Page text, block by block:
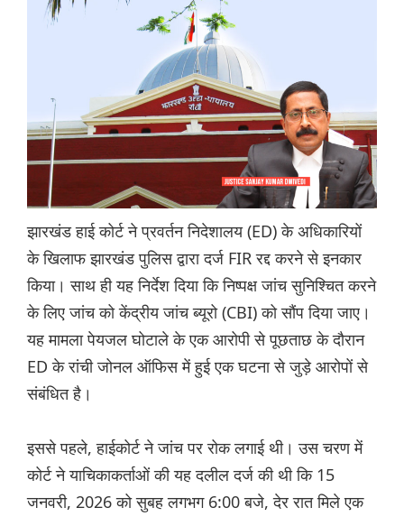
झारखंड हाई कोर्ट ने प्रवर्तन निदेशालय (ED) के अधिकारियों
के खिलाफ झारखंड पुलिस द्वारा दर्ज FIR रद्द करने से इनकार
किया। साथ ही यह निर्देश दिया कि निष्पक्ष जांच सुनिश्चित करने
के लिए जांच को केंद्रीय जांच ब्यूरो (CBI) को सौंप दिया जाए।
यह मामला पेयजल घोटाले के एक आरोपी से पूछताछ के दौरान
ED के रांची जोनल ऑफिस में हुई एक घटना से जुड़े आरोपों से
संबंधित है।
इससे पहले, हाईकोर्ट ने जांच पर रोक लगाई थी। उस चरण में
कोर्ट ने याचिकाकर्ताओं की यह दलील दर्ज की थी कि 15
जनवरी, 2026 को सुबह लगभग 6:00 बजे, देर रात मिले एक